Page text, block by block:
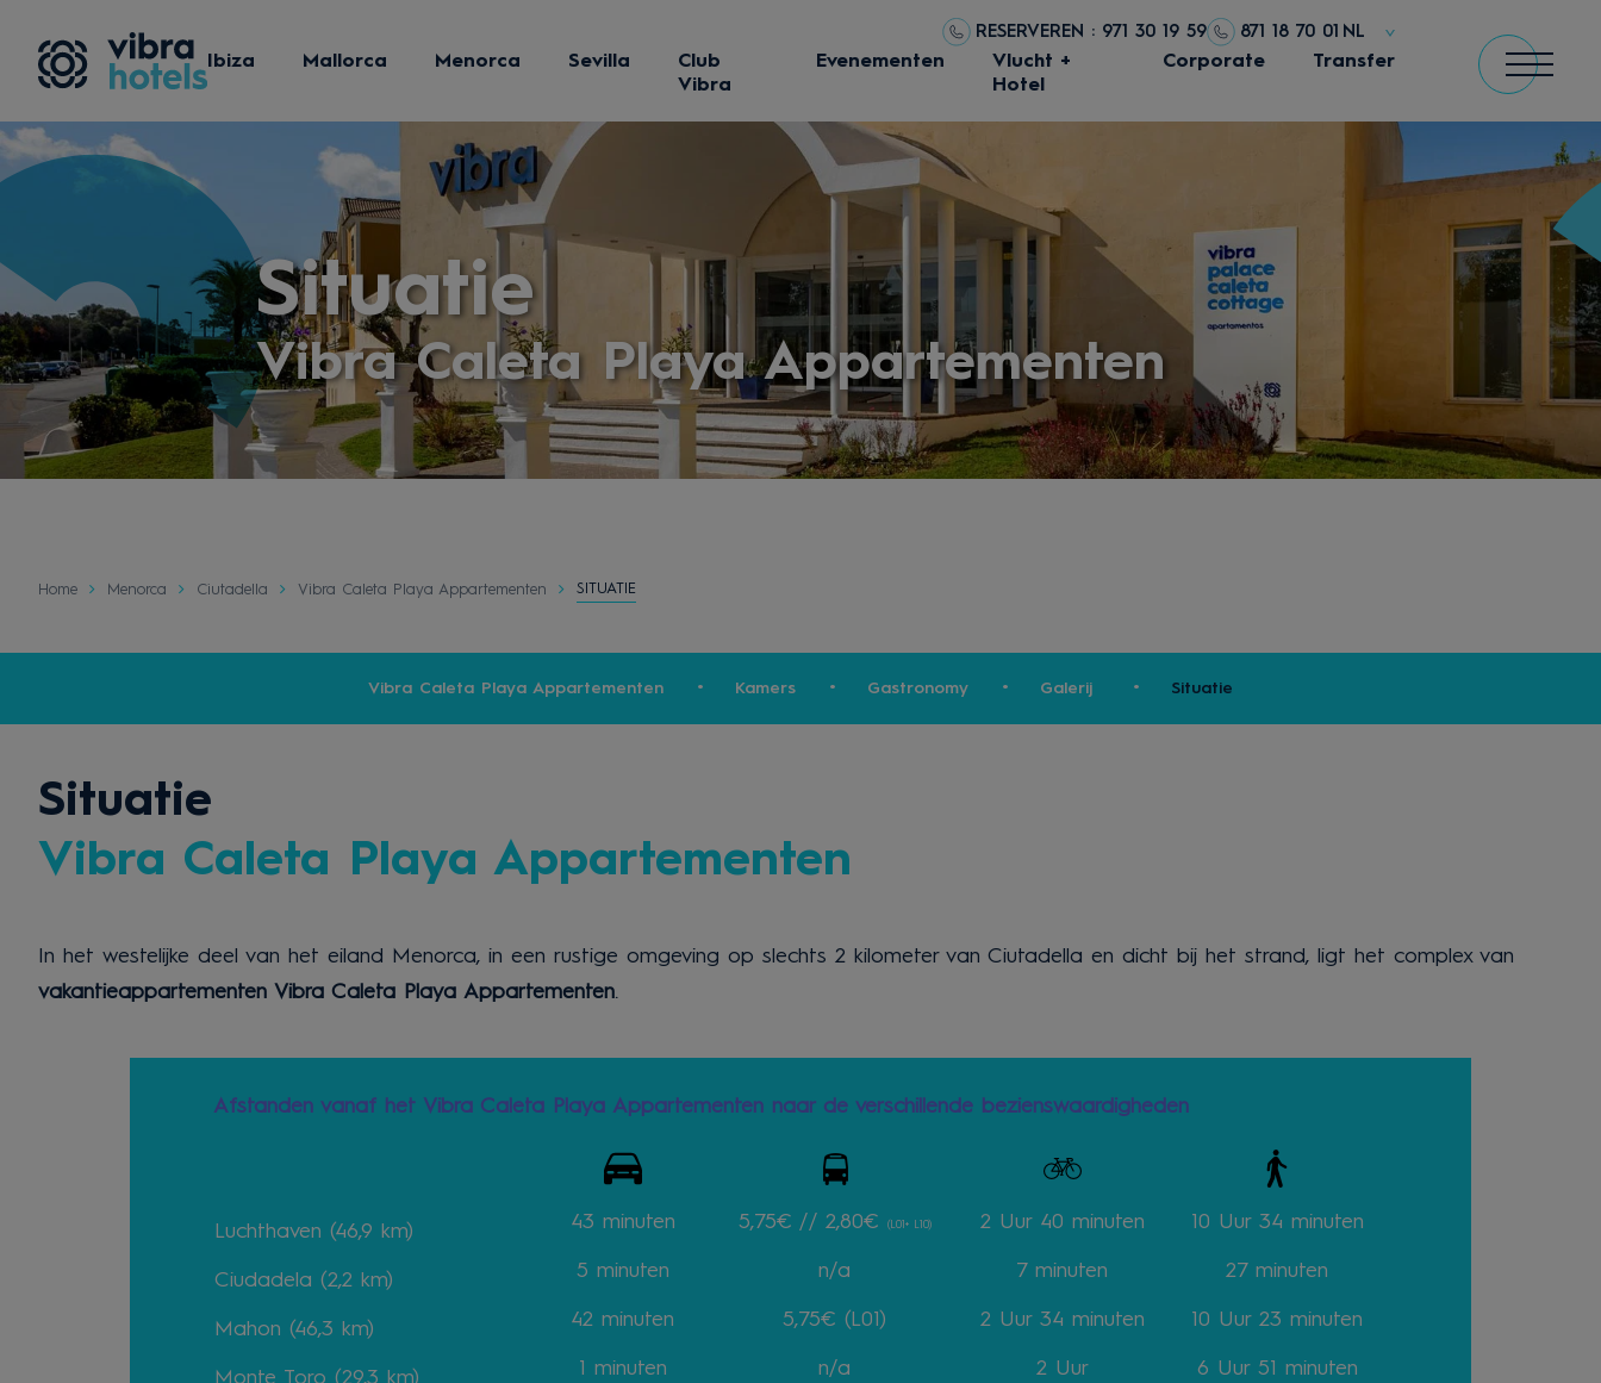
RESERVEREN : 971 30 19 59 871 18 70 01 NL
Ibiza Mallorca Menorca Sevilla
Club
Vibra
Evenementen
Vlucht +
Hotel
Corporate Transfer
Situatie
Vibra Caleta Playa Appartementen
Home Menorca Ciutadella Vibra Caleta Playa Appartementen SITUATIE
Vibra Caleta Playa Appartementen Kamers Gastronomy Galerij Situatie
Situatie
Vibra Caleta Playa Appartementen
In het westelijke deel van het eiland Menorca, in een rustige omgeving op slechts 2 kilometer van Ciutadella en dicht bij het strand, ligt het complex van
vakantieappartementen Vibra Caleta Playa Appartementen.
Afstanden vanaf het Vibra Caleta Playa Appartementen naar de verschillende bezienswaardigheden
Luchthaven (46,9 km) 43 minuten 5,75€ // 2,80€ (L01+ L10) 2 Uur 40 minuten 10 Uur 34 minuten
Ciudadela (2,2 km) 5 minuten n/a 7minuten 27minuten
Mahon (46,3 km) 42minuten 5,75€(L01) 2 Uur 34 minuten 10 Uur 23minuten
Monte Toro (29,3 km) 1 minuten n/a 2 Uur 6 Uur 51 minuten